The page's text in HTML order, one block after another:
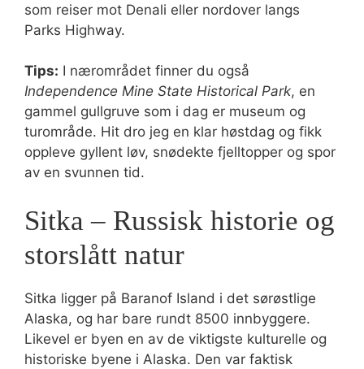
som reiser mot Denali eller nordover langs
Parks Highway.
Tips: I nærområdet finner du også
Independence Mine State Historical Park, en
gammel gullgruve som i dag er museum og
turområde. Hit dro jeg en klar høstdag og fikk
oppleve gyllent løv, snødekte fjelltopper og spor
av en svunnen tid.
Sitka – Russisk historie og
storslått natur
Sitka ligger på Baranof Island i det sørøstlige
Alaska, og har bare rundt 8500 innbyggere.
Likevel er byen en av de viktigste kulturelle og
historiske byene i Alaska. Den var faktisk